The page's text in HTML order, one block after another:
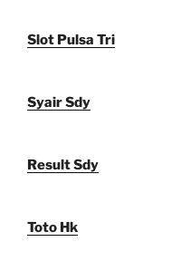
Slot Pulsa Tri
Syair Sdy
Result Sdy
Toto Hk